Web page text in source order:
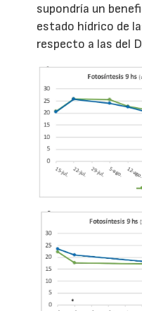
supondría un
estado hídrico de
respecto a las del